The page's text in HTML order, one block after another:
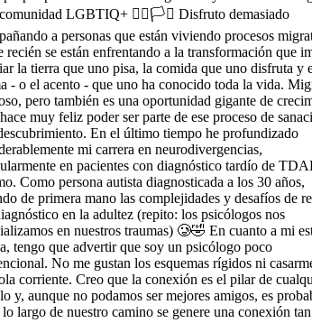
LGBTIQ+ 🏳️‍🌈🏳️‍⚧️ Disfruto demasiado
a personas que están viviendo procesos
recién se están enfrentando a la transformación que
la tierra que uno pisa, la comida que uno disfruta y
- o el acento - que uno ha conocido toda la vida.
pero también es una oportunidad gigante de
muy feliz poder ser parte de ese proceso de
En el último tiempo he profundizado
mi carrera en neurodivergencias,
en pacientes con diagnóstico tardío de
Como persona autista diagnosticada a los 30 años,
de primera mano las complejidades y desafíos de
en la adultez (repito: los psicólogos nos
en nuestros traumas) 🥲🤣 En cuanto a mi
tengo que advertir que soy un psicólogo poco
No me gustan los esquemas rígidos ni
corriente. Creo que la conexión es el pilar de
y, aunque no podamos ser mejores amigos, es
lo largo de nuestro camino se genere una conexión tan